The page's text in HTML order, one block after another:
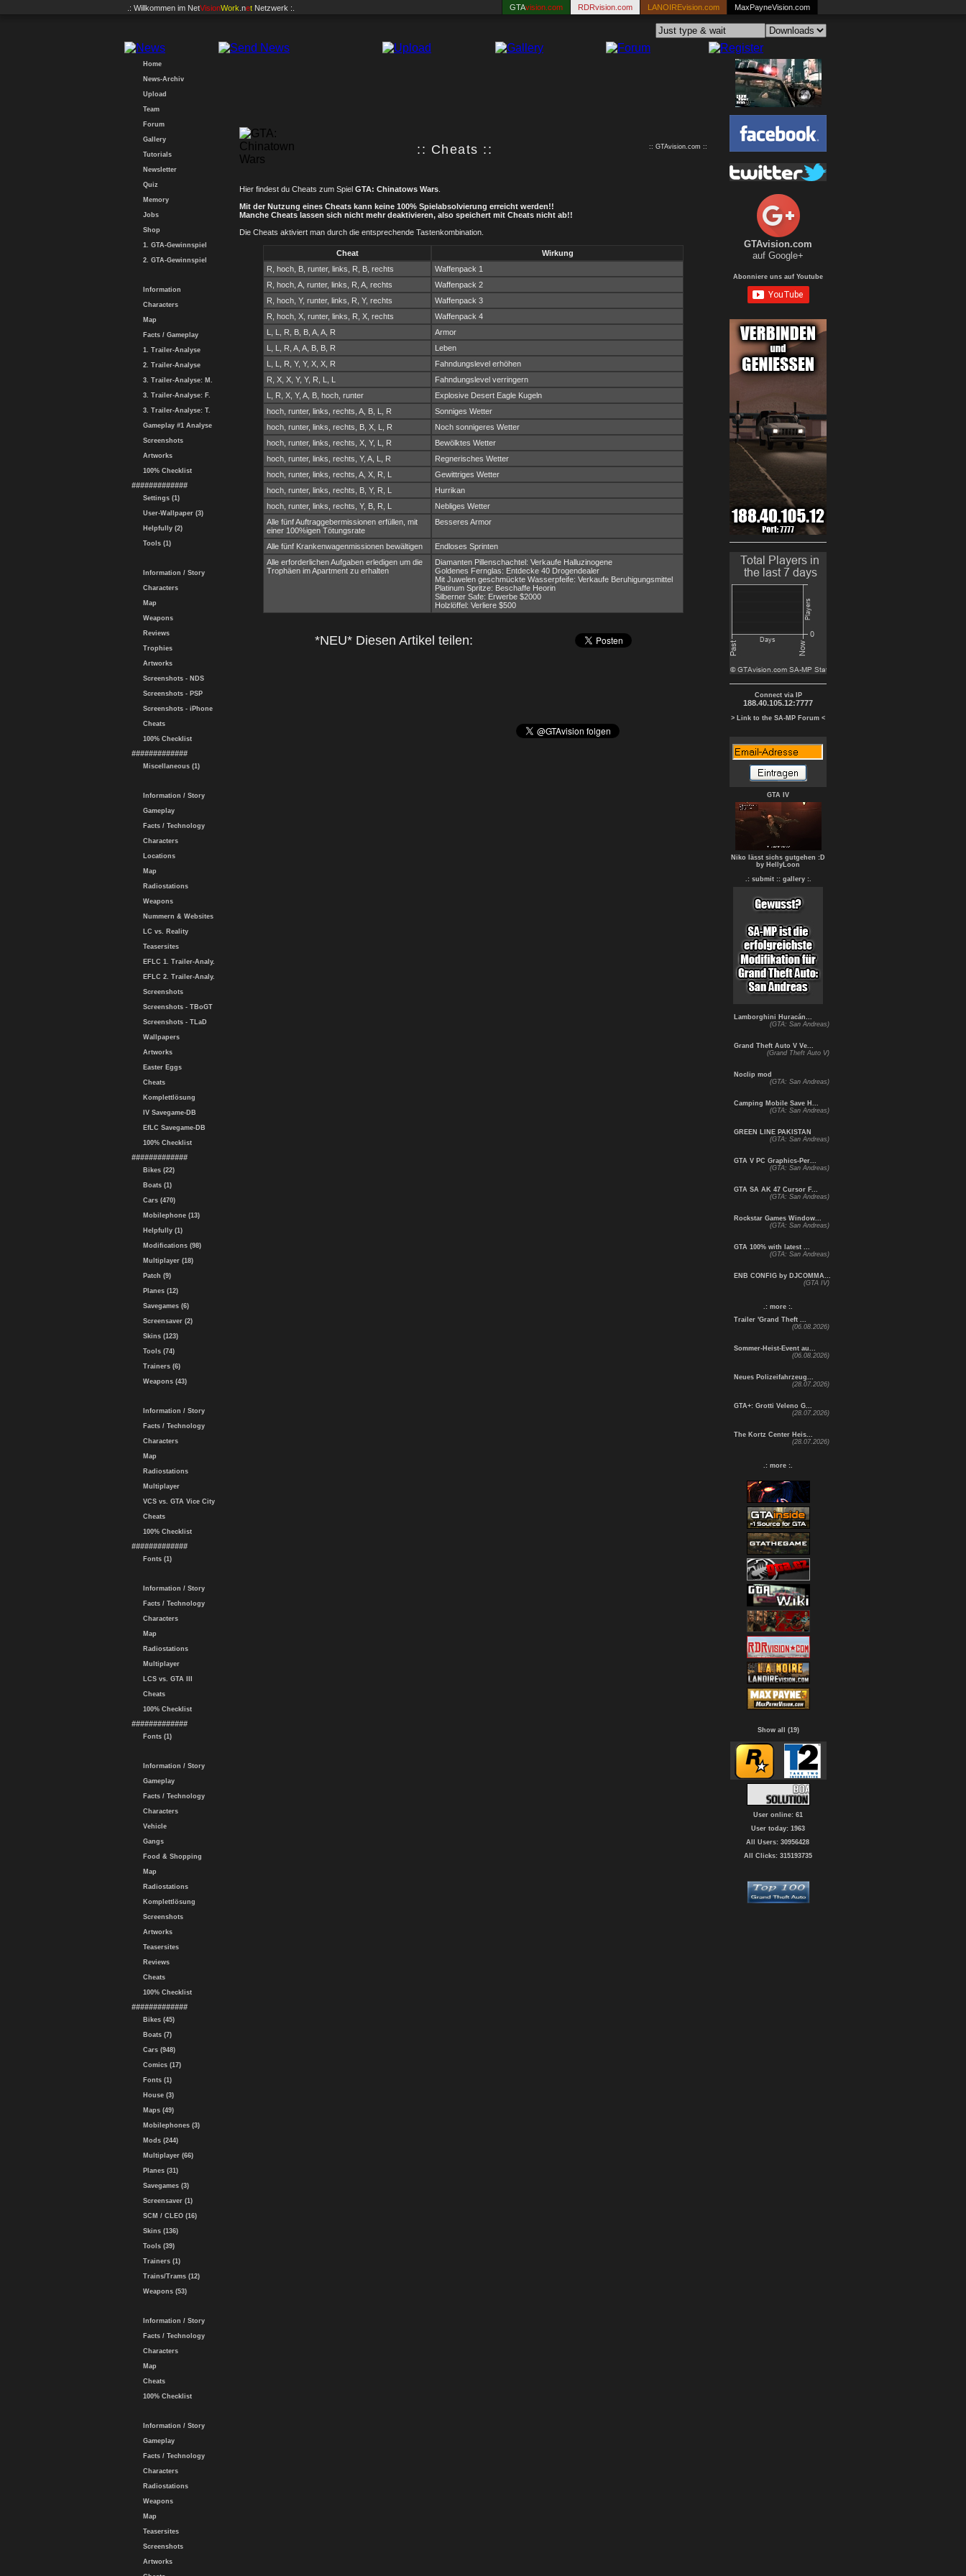
.: Willkommen im NetVisionWork .net Netzwerk :. GTAvision.com RDRvision.com LANOIREvision.com MaxPayneVision.com
Home
News-Archiv
Upload
Team
Forum
Gallery
Tutorials
Newsletter
Quiz
Memory
Jobs
Shop
1. GTA-Gewinnspiel
2. GTA-Gewinnspiel
Information
Characters
Map
Facts / Gameplay
1. Trailer-Analyse
2. Trailer-Analyse
3. Trailer-Analyse: M.
3. Trailer-Analyse: F.
3. Trailer-Analyse: T.
Gameplay #1 Analyse
Screenshots
Artworks
100% Checklist
#############
Settings (1)
User-Wallpaper (3)
Helpfully (2)
Tools (1)
Information / Story
Characters
Map
Weapons
Reviews
Trophies
Artworks
Screenshots - NDS
Screenshots - PSP
Screenshots - iPhone
Cheats
100% Checklist
#############
Miscellaneous (1)
Information / Story
Gameplay
Facts / Technology
Characters
Locations
Map
Radiostations
Weapons
Nummern & Websites
LC vs. Reality
Teasersites
EFLC 1. Trailer-Analy.
EFLC 2. Trailer-Analy.
Screenshots
Screenshots - TBoGT
Screenshots - TLaD
Wallpapers
Artworks
Easter Eggs
Cheats
Komplettlösung
IV Savegame-DB
EfLC Savegame-DB
100% Checklist
#############
Bikes (22)
Boats (1)
Cars (470)
Mobilephone (13)
Helpfully (1)
Modifications (98)
Multiplayer (18)
Patch (9)
Planes (12)
Savegames (6)
Screensaver (2)
Skins (123)
Tools (74)
Trainers (6)
Weapons (43)
Information / Story
Facts / Technology
Characters
Map
Radiostations
Multiplayer
VCS vs. GTA Vice City
Cheats
100% Checklist
#############
Fonts (1)
Information / Story
Facts / Technology
Characters
Map
Radiostations
Multiplayer
LCS vs. GTA III
Cheats
100% Checklist
#############
Fonts (1)
Information / Story
Gameplay
Facts / Technology
Characters
Vehicle
Gangs
Food & Shopping
Map
Radiostations
Komplettlösung
Screenshots
Artworks
Teasersites
Reviews
Cheats
100% Checklist
#############
Bikes (45)
Boats (7)
Cars (948)
Comics (17)
Fonts (1)
House (3)
Maps (49)
Mobilephones (3)
Mods (244)
Multiplayer (66)
Planes (31)
Savegames (3)
Screensaver (1)
SCM / CLEO (16)
Skins (136)
Tools (39)
Trainers (1)
Trains/Trams (12)
Weapons (53)
Information / Story
Facts / Technology
Characters
Map
Cheats
100% Checklist
Information / Story
Gameplay
Facts / Technology
Characters
Radiostations
Weapons
Map
Teasersites
Screenshots
Artworks
:: Cheats :: :: GTAvision.com ::
Hier findest du Cheats zum Spiel GTA: Chinatows Wars
Mit der Nutzung eines Cheats kann keine 100% Spielabsolvierung erreicht werden!!
Manche Cheats lassen sich nicht mehr deaktivieren, also speichert mit Cheats nicht ab!!
Die Cheats aktiviert man durch die entsprechende Tastenkombination.
Cheat
Wirkung
R, hoch, B, runter, links, R, B, rechts
Waffenpack 1
R, hoch, A, runter, links, R, A, rechts
Waffenpack 2
R, hoch, Y, runter, links, R, Y, rechts
Waffenpack 3
R, hoch, X, runter, links, R, X, rechts
Waffenpack 4
L, L, R, B, B, A, A, R
Armor
L, L, R, A, A, B, B, R
Leben
L, L, R, Y, Y, X, X, R
Fahndungslevel erhöhen
R, X, X, Y, Y, R, L, L
Fahndungslevel verringern
L, R, X, Y, A, B, hoch, runter
Explosive Desert Eagle Kugeln
hoch, runter, links, rechts, A, B, L, R
Sonniges Wetter
hoch, runter, links, rechts, B, X, L, R
Noch sonnigeres Wetter
hoch, runter, links, rechts, X, Y, L, R
Bewölktes Wetter
hoch, runter, links, rechts, Y, A, L, R
Regnerisches Wetter
hoch, runter, links, rechts, A, X, R, L
Gewittriges Wetter
hoch, runter, links, rechts, B, Y, R, L
Hurrikan
hoch, runter, links, rechts, Y, B, R, L
Nebliges Wetter
Alle fünf Auftraggebermissionen erfüllen, mit
einer 100%igen Tötungsrate
Besseres Armor
Alle fünf Krankenwagenmissionen bewältigen
Endloses Sprinten
Alle erforderlichen Aufgaben erledigen um die
Trophäen im Apartment zu erhalten
Diamanten Pillenschachtel: Verkaufe Halluzinogene
Goldenes Fernglas: Entdecke 40 Drogendealer
Mit Juwelen geschmückte Wasserpfeife: Verkaufe Beruhigungsmittel
Platinum Spritze: Beschaffe Heorin
Silberner Safe: Erwerbe $2000
Holzlöffel: Verliere $500
*NEU* Diesen Artikel teilen:
GTAvision.com
auf Google+
Abonniere uns auf Youtube
Connect via IP
188.40.105.12:7777
> Link to the SA-MP Forum <
GTA IV
Niko lässt sichs gutgehen :D
by HellyLoon
.: submit : : gallery :.
Lamborghini Huracán...
(GTA: San Andreas)
Grand Theft Auto V Ve...
(Grand Theft Auto V)
Noclip mod
(GTA: San Andreas)
Camping Mobile Save H...
(GTA: San Andreas)
GREEN LINE PAKISTAN
(GTA: San Andreas)
GTA V PC Graphics-Per...
(GTA: San Andreas)
GTA SA AK 47 Cursor F...
(GTA: San Andreas)
Rockstar Games Window...
(GTA: San Andreas)
GTA 100% with latest ...
(GTA: San Andreas)
ENB CONFIG by DJCOMMA...
(GTA IV)
.: more :.
Trailer 'Grand Theft ...
(06.08.2026)
Sommer-Heist-Event au...
(06.08.2026)
Neues Polizeifahrzeug...
(28.07.2026)
GTA+: Grotti Veleno G...
(28.07.2026)
The Kortz Center Heis...
(28.07.2026)
.: more :.
Show all (19)
User online: 61
User today: 1963
All Users: 30956428
All Clicks: 315193735